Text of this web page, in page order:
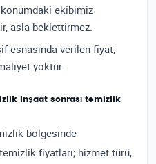
ekibimiz
asla beklettirmez.
esnasında verilen fiyat,
yoktur.
Inşaat sonrası temizlik
bölgesinde
fiyatları; hizmet türü,